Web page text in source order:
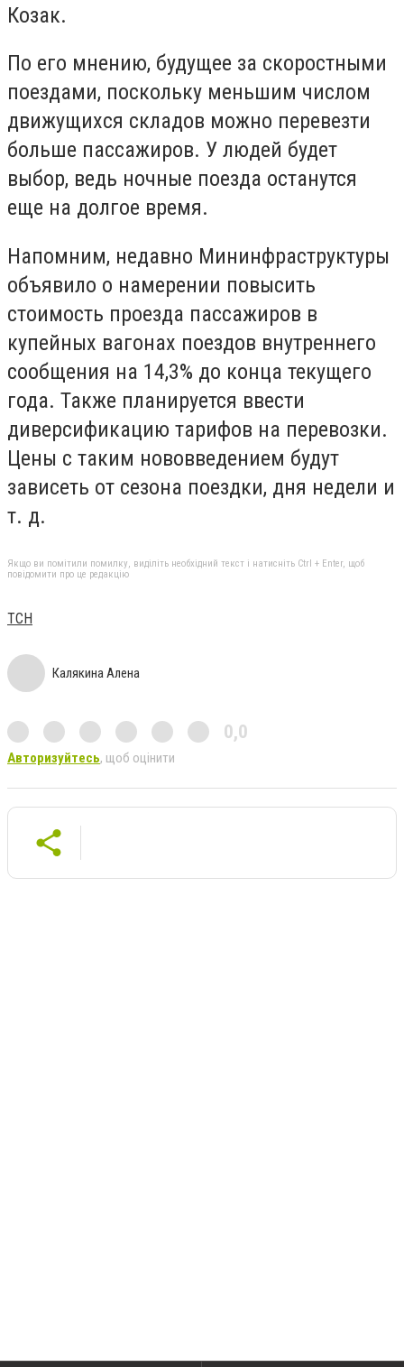
Козак.
По его мнению, будущее за скоростными
поездами, поскольку меньшим числом
движущихся складов можно перевезти
больше пассажиров. У людей будет
выбор, ведь ночные поезда останутся
еще на долгое время.
Напомним, недавно Мининфраструктуры
объявило о намерении повысить
стоимость проезда пассажиров в
купейных вагонах поездов внутреннего
сообщения на 14,3% до конца текущего
года. Также планируется ввести
диверсификацию тарифов на перевозки.
Цены с таким нововведением будут
зависеть от сезона поездки, дня недели и
т. д.
Якщо ви помітили помилку, виділіть необхідний текст і натисніть Ctrl + Enter, щоб
повідомити про це редакцію
ТСН
Калякина Алена
0,0
Авторизуйтесь, щоб оцінити